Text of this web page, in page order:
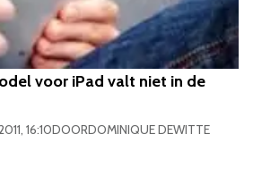
voor iPad valt niet in de
16:10DOORDOMINIQUE DEWITTE